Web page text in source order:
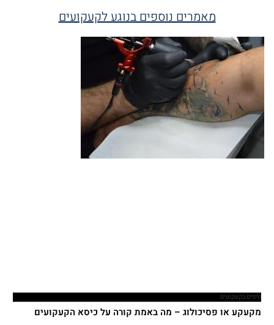
מאמרים נוספים בנוגע לקעקועים
טיפים בקעקועים
מקעקע או פסיכולוג – מה באמת קורה על כיסא הקעקועים